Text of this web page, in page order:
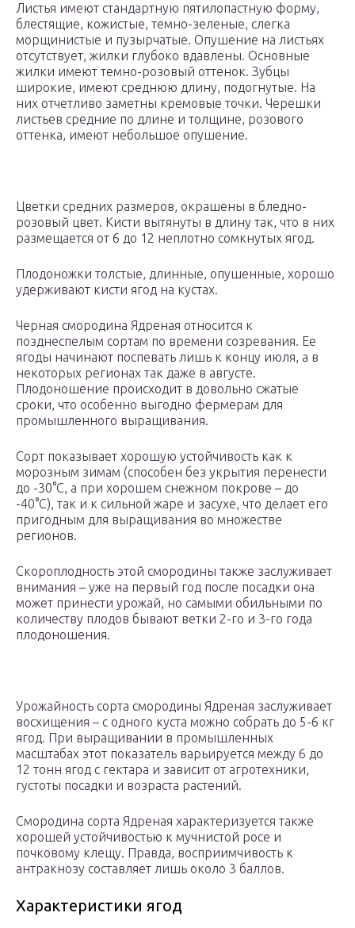
Листья имеют стандартную пятилопастную форму,
блестящие, кожистые, темно-зеленые, слегка
морщинистые и пузырчатые. Опушение на листьях
отсутствует, жилки глубоко вдавлены. Основные
жилки имеют темно-розовый оттенок. Зубцы
широкие, имеют среднюю длину, подогнутые. На
них отчетливо заметны кремовые точки. Черешки
листьев средние по длине и толщине, розового
оттенка, имеют небольшое опушение.
Цветки средних размеров, окрашены в бледно-
розовый цвет. Кисти вытянуты в длину так, что в них
размещается от 6 до 12 неплотно сомкнутых ягод.
Плодоножки толстые, длинные, опушенные, хорошо
удерживают кисти ягод на кустах.
Черная смородина Ядреная относится к
позднеспелым сортам по времени созревания. Ее
ягоды начинают поспевать лишь к концу июля, а в
некоторых регионах так даже в августе.
Плодоношение происходит в довольно сжатые
сроки, что особенно выгодно фермерам для
промышленного выращивания.
Сорт показывает хорошую устойчивость как к
морозным зимам (способен без укрытия перенести
до -30°С, а при хорошем снежном покрове – до
-40°С), так и к сильной жаре и засухе, что делает его
пригодным для выращивания во множестве
регионов.
Скороплодность этой смородины также заслуживает
внимания – уже на первый год после посадки она
может принести урожай, но самыми обильными по
количеству плодов бывают ветки 2-го и 3-го года
плодоношения.
Урожайность сорта смородины Ядреная заслуживает
восхищения – с одного куста можно собрать до 5-6 кг
ягод. При выращивании в промышленных
масштабах этот показатель варьируется между 6 до
12 тонн ягод с гектара и зависит от агротехники,
густоты посадки и возраста растений.
Смородина сорта Ядреная характеризуется также
хорошей устойчивостью к мучнистой росе и
почковому клещу. Правда, восприимчивость к
антракнозу составляет лишь около 3 баллов.
Характеристики ягод